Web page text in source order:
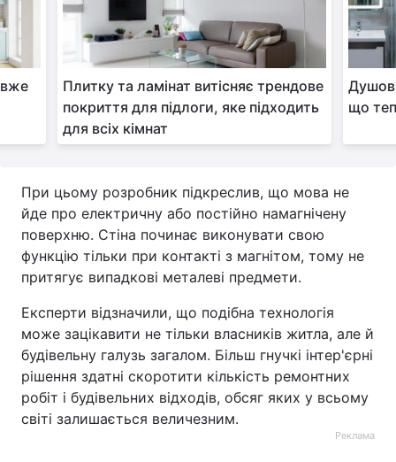
вже
Плитку та ламінат витісняє трендове
покриття для підлоги, яке підходить
для всіх кімнат
що
При цьому розробник підкреслив, що мова не
йде про електричну або постійно намагнічену
поверхню. Стіна починає виконувати свою
функцію тільки при контакті з магнітом, тому не
притягує випадкові металеві предмети.
Експерти відзначили, що подібна технологія
може зацікавити не тільки власників житла, але й
будівельну галузь загалом. Більш гнучкі інтер'єрні
рішення здатні скоротити кількість ремонтних
робіт і будівельних відходів, обсяг яких у всьому
світі залишається величезним.
Реклама